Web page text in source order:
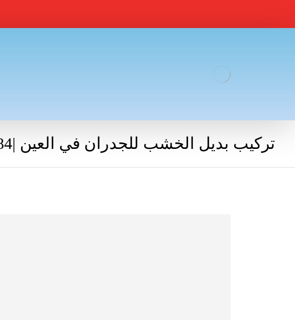
تركيب بديل الخشب للجدران في العين |0542860584